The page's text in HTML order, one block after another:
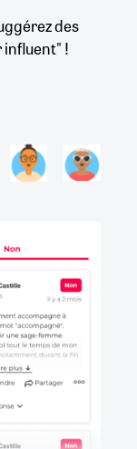
des
influent" !